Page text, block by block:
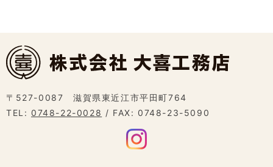
〒527-0087 滋賀県東近江市平田町764
TEL: 0748-22-0028 / FAX: 0748-23-5090